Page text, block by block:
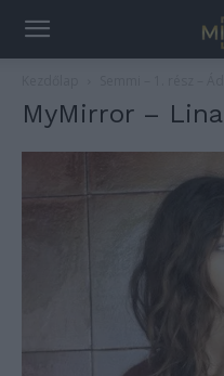
MyMirror – Lina